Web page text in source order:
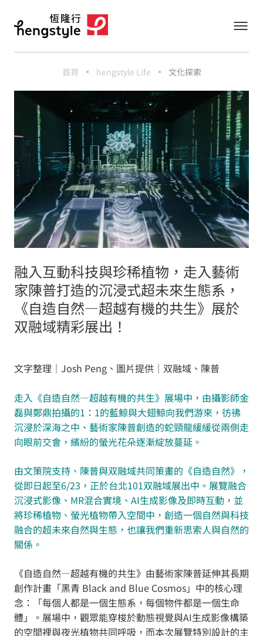
首頁 hengstyle Life 文化探索
融入互動科技與珍稀植物，走入藝術
家陳普打造的沉浸式超未來生態系，
《自造自然—超越有機的共生》展於
双融域精彩展出！
文字整理｜Josh Peng、圖片提供｜双融域、陳普
走入《自造自然—超越有機的共生》展場中，由攝影師金
磊與鄭鼎拍攝的1：1的藍鯨與大翅鯨向我們游來，彷彿
沉浸於深海之中、藝術家陳普創造的蛇頸龍緩緩從兩側走
向眼前交會，繽紛的螢光花朵逐漸綻放蔓延。
由文策院支持、陳普與双融域共同策畫的 《自造自然》，
從即日起至6/23，正於台北101双融域展出中。展覽融合
沉浸式影像、MR混合實境、AI生成影像及即時互動，並
將珍稀植物、螢光植物帶入空間中，創造一個自然與科技
融合的超未來自然與生態，也讓我們重新思索人與自然的
關係。
《自造自然—超越有機的共生》由藝術家陳普延伸其長期
創作計畫「黑青 Black and Blue Cosmos」中的核心理
念：「每個人都是一個生態系，每個物件都是一個生命
體」。展場中，觀眾能穿梭於動態視覺與AI生成影像構築
的空間裡與夜光植物共同呼吸，而本次展覽特別設計的主